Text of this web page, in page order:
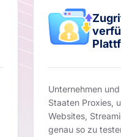
Unternehmen
Staaten Proxies,
Websites,
genau so zu